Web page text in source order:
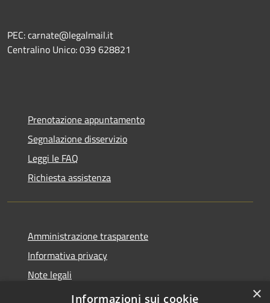
PEC: carnate@legalmail.it
Centralino Unico: 039 628821
Prenotazione appuntamento
Segnalazione disservizio
Leggi le FAQ
Richiesta assistenza
Amministrazione trasparente
Informativa privacy
Note legali
Dichiarazione di accessibilità
×
Informazioni sui cookie